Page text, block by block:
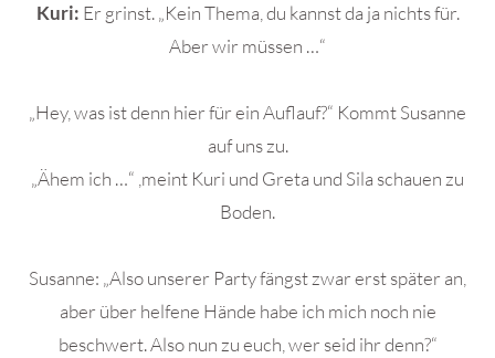
Kuri: Er grinst. „Kein Thema, du kannst da ja nichts für.
Aber wir müssen …“
„Hey, was ist denn hier für ein Auflauf?“ Kommt Susanne
auf uns zu.
„Ähem ich …“ ,meint Kuri und Greta und Sila schauen zu
Boden.
Susanne: „Also unserer Party fängst zwar erst später an,
aber über helfene Hände habe ich mich noch nie
beschwert. Also nun zu euch, wer seid ihr denn?“